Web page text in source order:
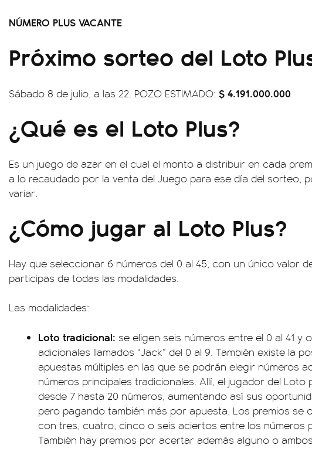
NÚMERO PLUS VACANTE
Próximo sorteo del Loto
Sábado 8 de julio, a las 22. POZO ESTIMADO: $ 4.191.000.000
¿Qué es el Loto Plus?
Es un juego de azar en el cual el monto a distribuir en cada
a lo recaudado por la venta del Juego para ese día del sorteo,
variar.
¿Cómo jugar al Loto Plus?
Hay que seleccionar 6 números del 0 al 45, con un único valor
participas de todas las modalidades.
Las modalidades:
Loto tradicional: se eligen seis números entre el 0 al 41 y
adicionales llamados “Jack” del 0 al 9. También existe la
apuestas múltiples en las que se podrán elegir números
números principales tradicionales. Allí, el jugador del Loto
desde 7 hasta 20 números, aumentando así sus
pero pagando también más por apuesta. Los premios se
con tres, cuatro, cinco o seis aciertos entre los números
También hay premios por acertar además alguno o ambos
como
y